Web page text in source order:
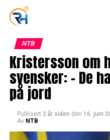
NTB
Kristersson om
svensker: – De
på jord
Publisert 2 år siden den 16. juni
Av NTB